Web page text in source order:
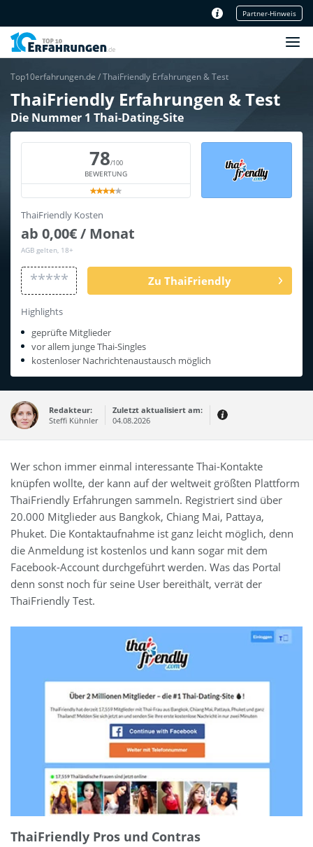
Unser Redaktionsteam
Partner-Hinweis
Top10erfahrungen.de /ThaiFriendly Erfahrungen & Test
ThaiFriendly Erfahrungen & Test
Die Nummer 1 Thai-Dating-Site
78/100
BEWERTUNG
ThaiFriendly Kosten
ab 0,00€ / Monat
AGB gelten, 18+
***** Zu ThaiFriendly
Highlights
geprüfte Mitglieder
vor allem junge Thai-Singles
kostenloser Nachrichtenaustausch möglich
Redakteur:
Steffi Kühnler
Zuletzt aktualisiert am:
04.08.2026
Erfahrungen:
Produkt- und Kategorietexte sowie
Newsberichte
Mein Werdegang ist relativ bunt,
denn ich habe zuerst eine praktische
Ausbildung in Elektrotechnik
abgeschlossen und später noch ein
IT-Studium an der Fachhochschule
draufgelegt.
Wer schon immer einmal interessante Thai-Kontakte
knüpfen wollte, der kann auf der weltweit größten Plattform
ThaiFriendly Erfahrungen sammeln. Registriert sind über
20.000 Mitglieder aus Bangkok, Chiang Mai, Pattaya,
Phuket. Die Kontaktaufnahme ist ganz leicht möglich, denn
die Anmeldung ist kostenlos und kann sogar mit dem
Facebook-Account durchgeführt werden. Was das Portal
denn sonst noch für seine User bereithält, verrät der
ThaiFriendly Test.
ThaiFriendly Pros und Contras